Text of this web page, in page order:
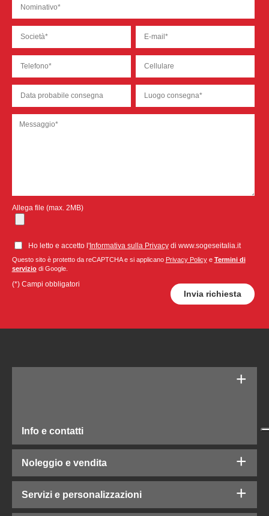
Allega file (max. 2MB)
Ho letto e accetto l'Informativa sulla Privacydi www.sogeseitalia.it
Questo sito è protetto da reCAPTCHA e si applicano Privacy Policye Termini di
serviziodi Google.
(*) Campi obbligatori
Info e contatti
Noleggio e vendita
Servizi e personalizzazioni